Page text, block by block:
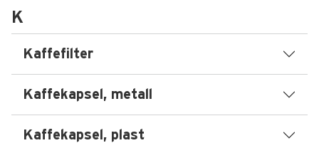
K
Kaffefilter
Kaffekapsel, metall
Kaffekapsel, plast